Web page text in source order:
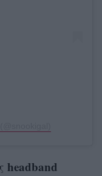
headband